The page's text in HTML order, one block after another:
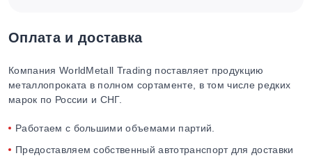
Оплата и доставка
Компания WorldMetall Trading поставляет продукцию
металлопроката в полном сортаменте, в том числе редких
марок по России и СНГ.
Работаем с большими объемами партий.
Предоставляем собственный автотранспорт для доставки